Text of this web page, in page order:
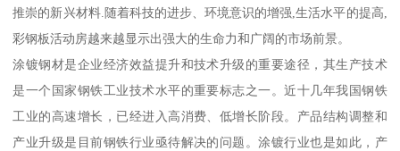
推崇的新兴材料.随着科技的进步、环境意识的增强,生活水平的提高,
彩钢板活动房越来越显示出强大的生命力和广阔的市场前景。
涂镀钢材是企业经济效益提升和技术升级的重要途径，其生产技术
是一个国家钢铁工业技术水平的重要标志之一。近十几年我国钢铁
工业的高速增长，已经进入高消费、低增长阶段。产品结构调整和
产业升级是目前钢铁行业亟待解决的问题。涂镀行业也是如此，产